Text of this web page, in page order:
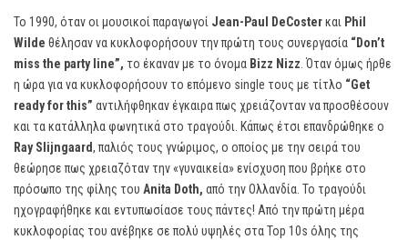
Το 1990, όταν οι μουσικοί παραγωγοί Jean- Paul DeCosterκαι Phil
Wilde θέλησαν να κυκλοφορήσουν την πρώτη τους συνεργασία “Don’t
miss the party line”, το έκαναν με το όνομα Bizz Nizz. Όταν όμως ήρθε
η ώρα για να κυκλοφορήσουν το επόμενο single τους με τίτλο “Get
readyforthis” αντιλήφθηκαν έγκαιρα πως χρειάζονταν να προσθέσουν
και τα κατάλληλα φωνητικά στο τραγούδι. Κάπως έτσι επανδρώθηκε ο
Ray Slijngaard, παλιός τους γνώριμος, ο οποίος με την σειρά του
θεώρησε πως χρειαζόταν την «γυναικεία» ενίσχυση που βρήκε στο
πρόσωπο της φίλης του Anita Doth, από την Ολλανδία. To τραγούδι
ηχογραφήθηκε και εντυπωσίασε τους πάντες! Από την πρώτη μέρα
κυκλοφορίας του ανέβηκε σε πολύ υψηλές στα Top 10s όλης της